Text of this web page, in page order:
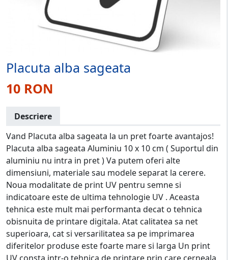
Placuta alba sageata
10 RON
Descriere
Vand Placuta alba sageata la un pret foarte avantajos!
Placuta alba sageata Aluminiu 10 x 10 cm ( Suportul din
aluminiu nu intra in pret ) Va putem oferi alte
dimensiuni, materiale sau modele separat la cerere.
Noua modalitate de print UV pentru semne si
indicatoare este de ultima tehnologie UV . Aceasta
tehnica este mult mai performanta decat o tehnica
obisnuita de printare digitala. Atat calitatea sa net
superioara, cat si versarilitatea sa pe imprimarea
diferitelor produse este foarte mare si larga Un print